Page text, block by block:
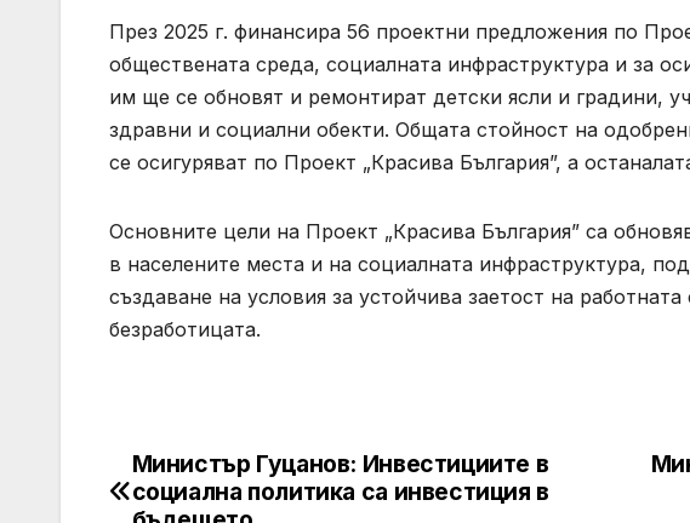
През 2025 г. финансира 56 проектни предложения по
обществената среда, социалната инфраструктура и за
им ще се обновят и ремонтират детски ясли и градини,
здравни и социални обекти. Общата стойност на
се осигуряват по Проект „Красива България”, а
Основните цели на Проект „Красива България” са
в населените места и на социалната инфраструктура,
създаване на условия за устойчива заетост на
безработицата.
Post
Министър Гуцанов: Инвестициите в
социална политика са инвестиция в